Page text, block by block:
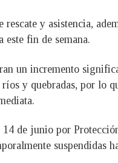
y asistencia,
este fin de semana.
un incremento
y quebradas, por lo
de junio por
suspendidas